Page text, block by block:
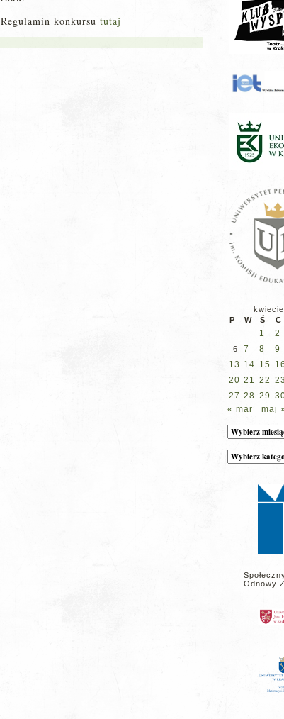
Regulamin konkursu tutaj
P
W Ś C
1 2
6
7 8 9
13 14 15 16
20 21 22 23
27 28 29
« mar
maj
Archiwum
Kategorie
wpisów
Odnowy